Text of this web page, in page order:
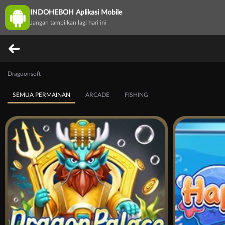
INDOHEBOH Aplikasi Mobile
Jangan tampilkan lagi hari ini
Dragoonsoft
SEMUA PERMAINAN ARCADE FISHING